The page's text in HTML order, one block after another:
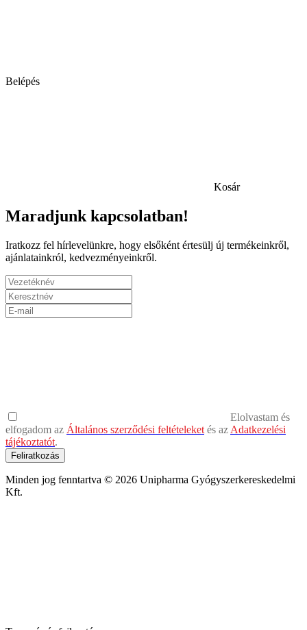
Belépés
Kosár
Maradjunk kapcsolatban!
Iratkozz fel hírlevelünkre, hogy elsőként értesülj új termékeinkről,
ajánlatainkról, kedvezményeinkről.
Elolvastam és
elfogadom az Általános szerződési feltételeket és az Adatkezelési
tájékoztatót.
Feliratkozás
Minden jog fenntartva © 2026 Unipharma Gyógyszerkereskedelmi
Kft.